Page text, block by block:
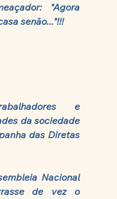
"Agora
senão..."!!!
e
da sociedade
das Diretas
Nacional
de vez o